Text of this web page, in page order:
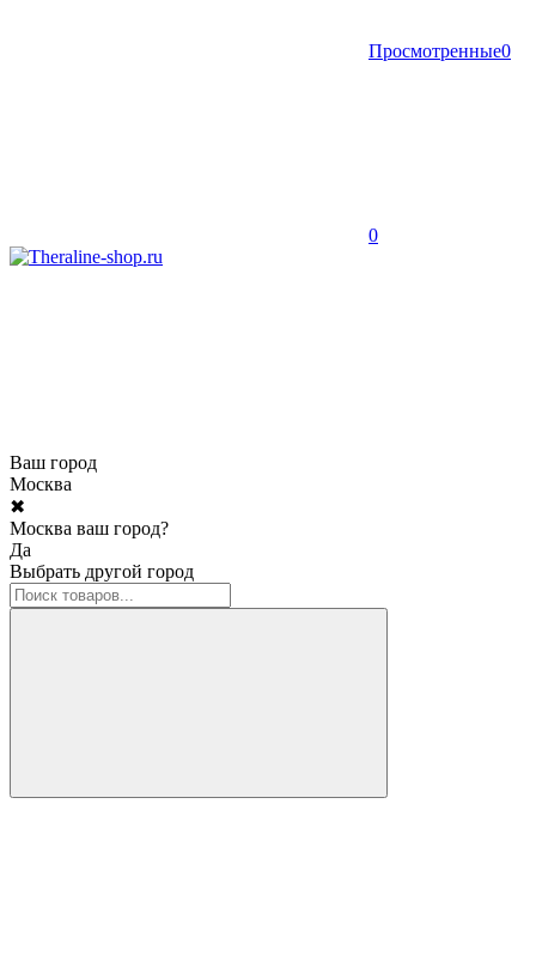
Просмотренные0
0
Ваш город
Москва
✖
Москва ваш город?
Да
Выбрать другой город